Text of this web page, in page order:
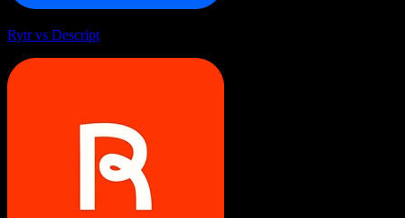
Rytr vs Descript